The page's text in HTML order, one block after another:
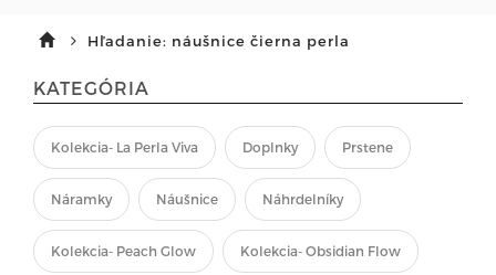
Hľadanie: náušnice čierna perla
KATEGÓRIA
Kolekcia- La Perla Viva Doplnky Prstene
Náramky Náušnice Náhrdelníky
Kolekcia- Peach Glow Kolekcia- Obsidian Flow